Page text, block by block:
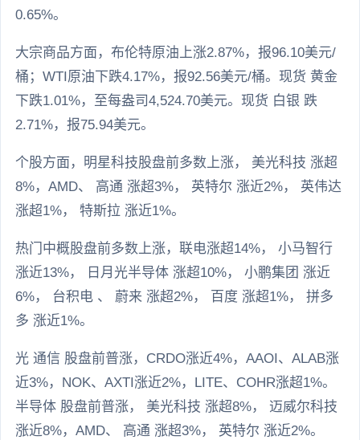
0.65%。
大宗商品方面，布伦特原油上涨2.87%，报96.10美元/
桶；WTI原油下跌4.17%，报92.56美元/桶。现货 黄金
下跌1.01%，至每盎司4,524.70美元。现货 白银 跌
2.71%，报75.94美元。
个股方面，明星科技股盘前多数上涨， 美光科技 涨超
8%，AMD、 高通 涨超3%， 英特尔 涨近2%， 英伟达
涨超1%， 特斯拉 涨近1%。
热门中概股盘前多数上涨，联电涨超14%， 小马智行
涨近13%， 日月光半导体 涨超10%， 小鹏集团 涨近
6%， 台积电 、 蔚来 涨超2%， 百度 涨超1%， 拼多
多 涨近1%。
光 通信 股盘前普涨，CRDO涨近4%，AAOI、ALAB涨
近3%，NOK、AXTI涨近2%，LITE、COHR涨超1%。
半导体 股盘前普涨， 美光科技 涨超8%， 迈威尔科技
涨近8%，AMD、 高通 涨超3%， 英特尔 涨近2%。